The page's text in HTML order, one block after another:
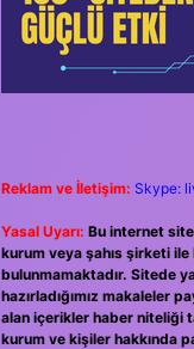
Reklam ve İletişim: Skype:
Yasal Uyarı: Bu internet
kurum veya şahıs şirketi ile
bulunmamaktadır. Sitede
hazırladığımız makaleler
alan içerikler haber niteliği
kurum ve kişiler hakkında